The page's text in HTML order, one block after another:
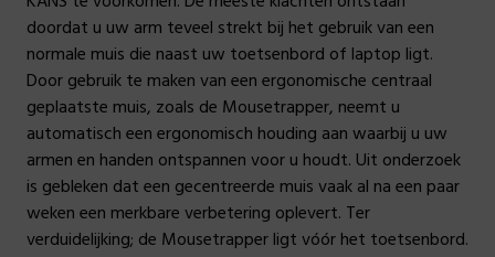
doordat u uw arm teveel strekt bij het gebruik van een
normale muis die naast uw toetsenbord of laptop ligt.
Door gebruik te maken van een ergonomische centraal
geplaatste muis, zoals de Mousetrapper, neemt u
automatisch een ergonomisch houding aan waarbij u uw
armen en handen ontspannen voor u houdt. Uit onderzoek
is gebleken dat een gecentreerde muis vaak al na een paar
weken een merkbare verbetering oplevert. Ter
verduidelijking; de Mousetrapper ligt vóór het toetsenbord.